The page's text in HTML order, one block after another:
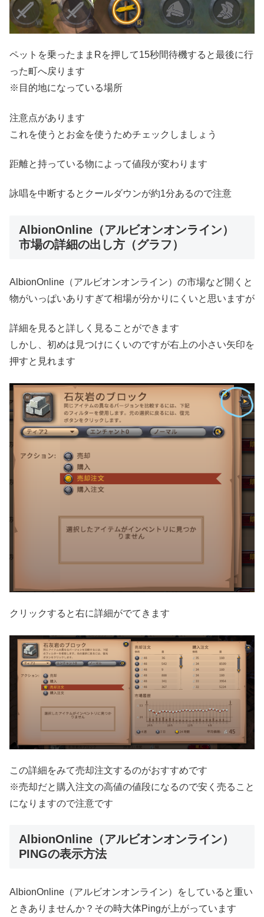
ペットを乗ったままRを押して15秒間待機すると最後に行
った町へ戻ります
※目的地になっている場所
注意点があります
これを使うとお金を使うためチェックしましょう
距離と持っている物によって値段が変わります
詠唱を中断するとクールダウンが約1分あるので注意
AlbionOnline（アルビオンオンライン）
市場の詳細の出し方（グラフ）
AlbionOnline（アルビオンオンライン）の市場など開くと
物がいっぱいありすぎて相場が分かりにくいと思いますが
詳細を見ると詳しく見ることができます
しかし、初めは見つけにくいのですが右上の小さい矢印を
押すと見れます
クリックすると右に詳細がでてきます
この詳細をみて売却注文するのがおすすめです
※売却だと購入注文の高値の値段になるので安く売ること
になりますので注意です
AlbionOnline（アルビオンオンライン）
PINGの表示方法
AlbionOnline（アルビオンオンライン）をしていると重い
ときありませんか？その時大体Pingが上がっています